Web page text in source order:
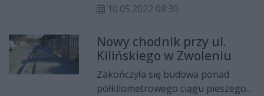
prawie dwa miliony złotych, z czego
Rządowego Funduszu Rozwoju
Dróg.
10.05.2022 08:30
Nowy chodnik przy ul.
Kilińskiego w Zwoleniu
Zakończyła się budowa ponad
półkilometrowego ciągu pieszego